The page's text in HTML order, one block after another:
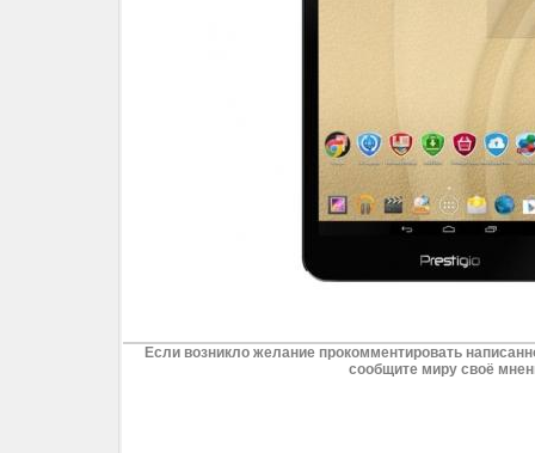
Если возникло желание прокомментировать
сообщите миру своё